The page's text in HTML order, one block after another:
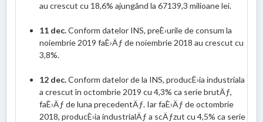
au crescut cu 18,6% ajungând la 67139,3 milioane lei.
11 dec.Conform datelor INS, preÈ›urile de consum la
noiembrie 2019 faÈ›Äƒ de noiembrie 2018 au crescut cu
3,8%.
12 dec.Conform datelor de la INS, producÈ›ia industriala
a crescut în octombrie 2019 cu 4,3% ca serie brutÄƒ,
faÈ›Äƒ de luna precedentÄƒ. Iar faÈ›Äƒ de octombrie
2018, producÈ›ia industrialÄƒ a scÄƒzut cu 4,5% ca serie